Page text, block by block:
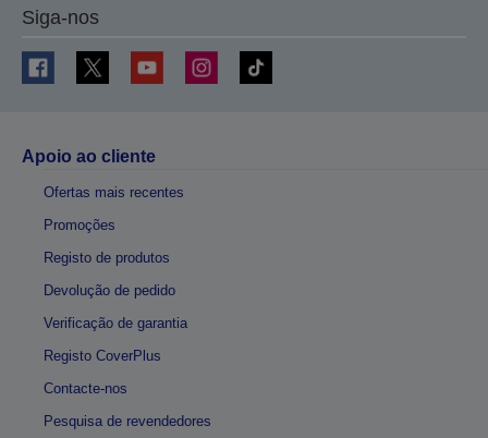
Siga-nos
Apoio ao cliente
Ofertas mais recentes
Promoções
Registo de produtos
Devolução de pedido
Verificação de garantia
Registo CoverPlus
Contacte-nos
Pesquisa de revendedores